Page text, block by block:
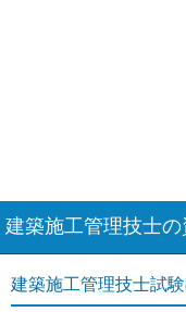
建築施工管理技士
建築施工管理技士試